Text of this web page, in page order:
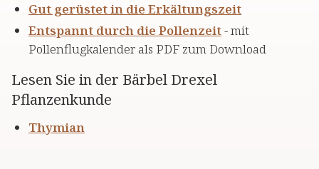
Gut gerüstet in die Erkältungszeit
Entspannt durch die Pollenzeit- mit
Pollenflugkalender als PDF zum Download
Lesen Sie in der Bärbel Drexel
Pflanzenkunde
Thymian